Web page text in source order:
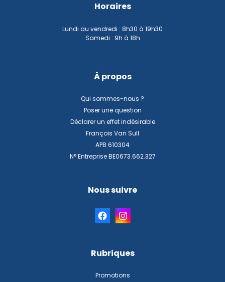
Horaires
Lundi au vendredi : 8h30 à 19h30
Samedi : 9h à 18h
À propos
Qui sommes-nous ?
Poser une question
Déclarer un effet indésirable
François Van Sull
APB 610304
N° Entreprise BE0673.662.327
Nous suivre
Rubriques
Promotions